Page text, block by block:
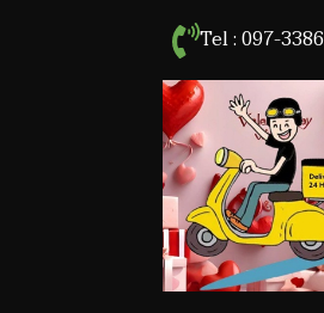
Tel : 097-